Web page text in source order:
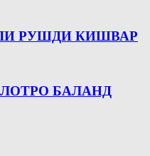
РУШДИ КИШВАР
БАЛАНД